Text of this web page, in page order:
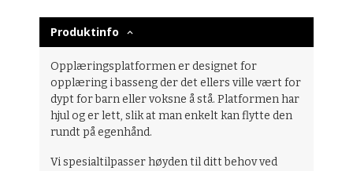
Produktinfo
Opplæringsplatformen er designet for
opplæring i basseng der det ellers ville vært for
dypt for barn eller voksne å stå. Platformen har
hjul og er lett, slik at man enkelt kan flytte den
rundt på egenhånd.
Vi spesialtilpasser høyden til ditt behov ved